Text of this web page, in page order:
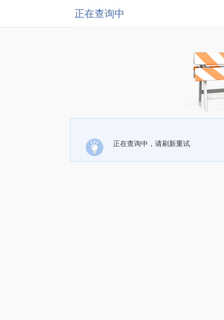
正在查询中
正在查询中，请刷新重试